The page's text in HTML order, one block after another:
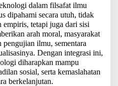
dalam filsafat ilmu
dipahami secara utuh, tidak
empiris, tetapi juga dari sisi
arah moral, masyarakat
pengujian ilmu, sementara
Dengan integrasi ini,
diharapkan mampu
sosial, serta kemaslahatan
berkelanjutan.